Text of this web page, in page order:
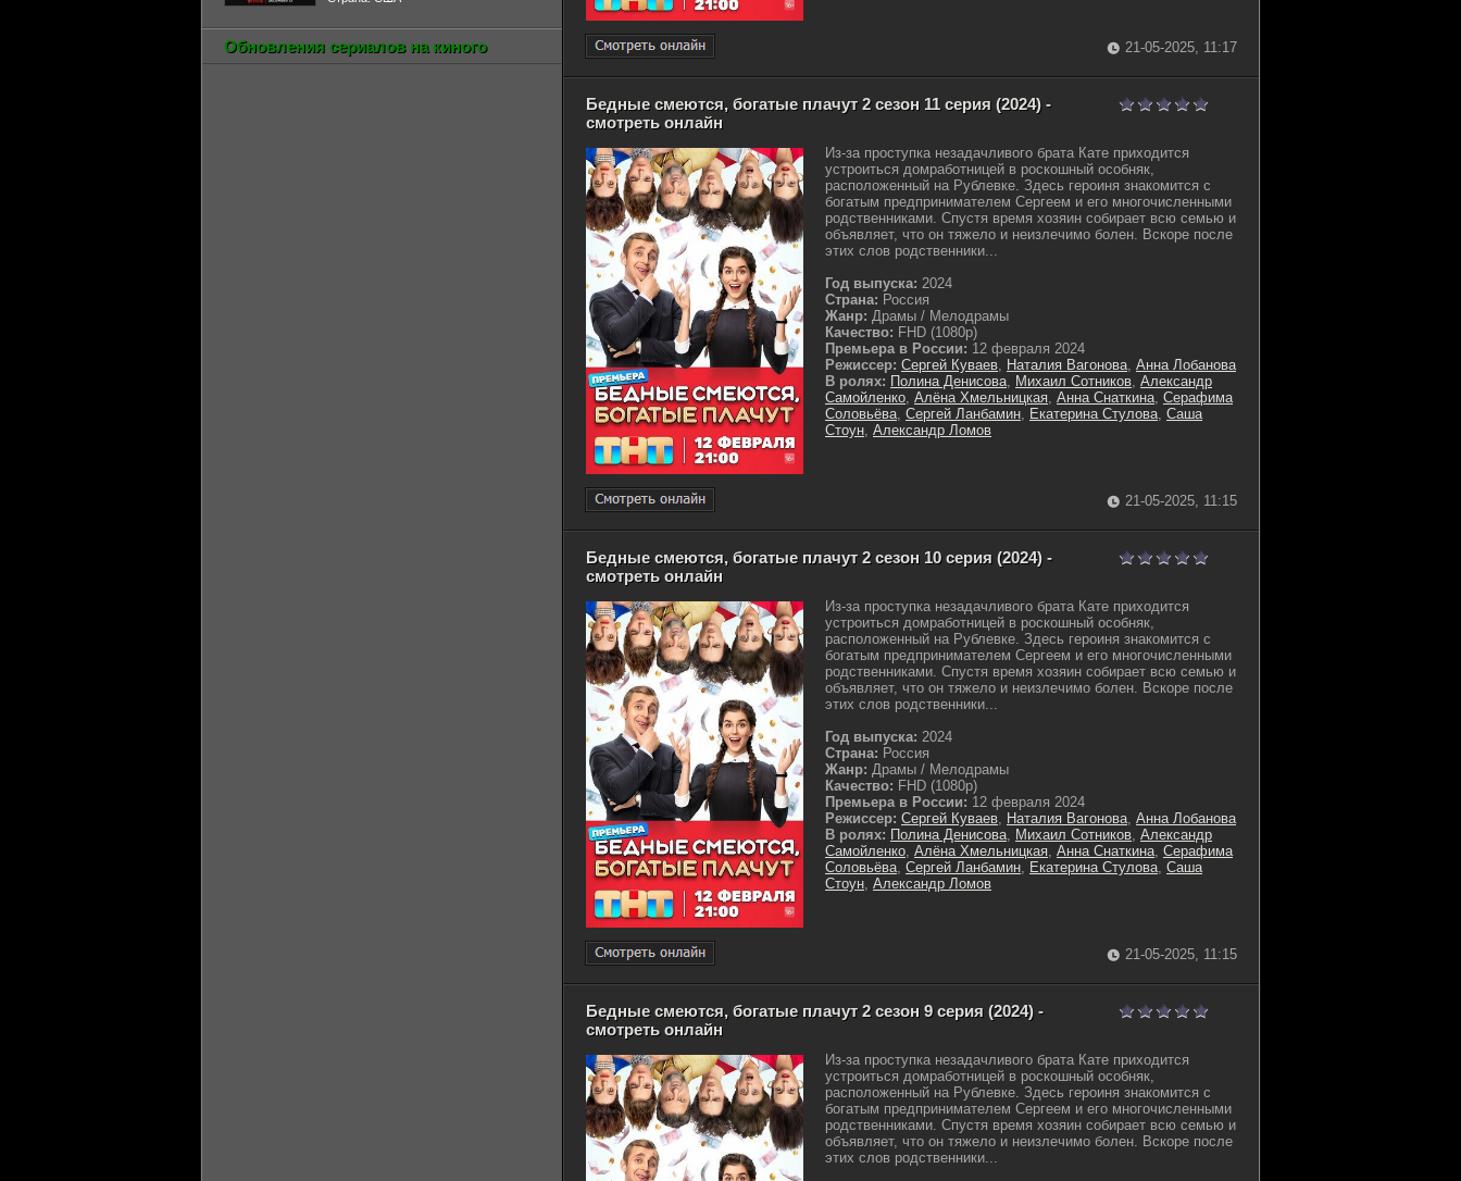
21-05-2025, 11:17
Бедные смеются, богатые плачут 2 сезон 11 серия (2024) -
смотреть онлайн
Из-за проступка незадачливого брата Кате приходится
устроиться домработницей в роскошный особняк,
расположенный на Рублевке. Здесь героиня знакомится с
богатым предпринимателем Сергеем и его многочисленными
родственниками. Спустя время хозяин собирает всю семью и
объявляет, что он тяжело и неизлечимо болен. Вскоре после
этих слов родственники...
Год выпуска: 2024
Страна: Россия
Жанр: Драмы / Мелодрамы
Качество: FHD (1080p)
Премьера в России: 12 февраля 2024
Режиссер: Сергей Куваев, Наталия Вагонова, Анна Лобанова
В ролях: Полина Денисова, Михаил Сотников, Александр
Самойленко, Алёна Хмельницкая, Анна Снаткина, Серафима
Соловьёва, Сергей Ланбамин, Екатерина Стулова, Саша
Стоун, Александр Ломов
21-05-2025, 11:15
Бедные смеются, богатые плачут 2 сезон 10 серия (2024) -
смотреть онлайн
Из-за проступка незадачливого брата Кате приходится
устроиться домработницей в роскошный особняк,
расположенный на Рублевке. Здесь героиня знакомится с
богатым предпринимателем Сергеем и его многочисленными
родственниками. Спустя время хозяин собирает всю семью и
объявляет, что он тяжело и неизлечимо болен. Вскоре после
этих слов родственники...
Год выпуска: 2024
Страна: Россия
Жанр: Драмы / Мелодрамы
Качество: FHD (1080p)
Премьера в России: 12 февраля 2024
Режиссер: Сергей Куваев, Наталия Вагонова, Анна Лобанова
В ролях: Полина Денисова, Михаил Сотников, Александр
Самойленко, Алёна Хмельницкая, Анна Снаткина, Серафима
Соловьёва, Сергей Ланбамин, Екатерина Стулова, Саша
Стоун, Александр Ломов
21-05-2025, 11:15
Бедные смеются, богатые плачут 2 сезон 9 серия (2024) -
смотреть онлайн
Из-за проступка незадачливого брата Кате приходится
устроиться домработницей в роскошный особняк,
расположенный на Рублевке. Здесь героиня знакомится с
богатым предпринимателем Сергеем и его многочисленными
родственниками. Спустя время хозяин собирает всю семью и
объявляет, что он тяжело и неизлечимо болен. Вскоре после
этих слов родственники...
Обновления сериалов на киного